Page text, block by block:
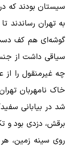
به تهران رساندند
گوشه‌ای هم کف
سیاقی داشت از
چه غیرمنقول را
خاک نامهربان
شد در بیابانی
برقش، دزدی بود
روی سینه زمین،